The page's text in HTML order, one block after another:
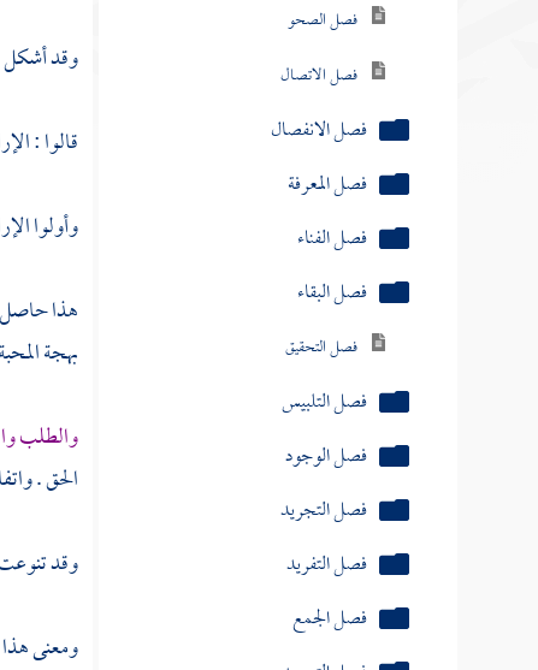
فصل الصحو
فصل الاتصال
فصل الانفصال
فصل المعرفة
فصل الفناء
فصل البقاء
فصل التحقيق
فصل التلبيس
فصل الوجود
فصل التجريد
فصل التفريد
فصل الجمع
وقد أشكل
قالوا :
وأولوا
هذا
بهجة
والطلب
الحق .
وقد تنوعت
ومعنى